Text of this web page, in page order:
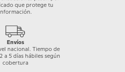
que protege tu
Envíos
nacional. Tiempo de
a 5 días hábiles según
cobertura